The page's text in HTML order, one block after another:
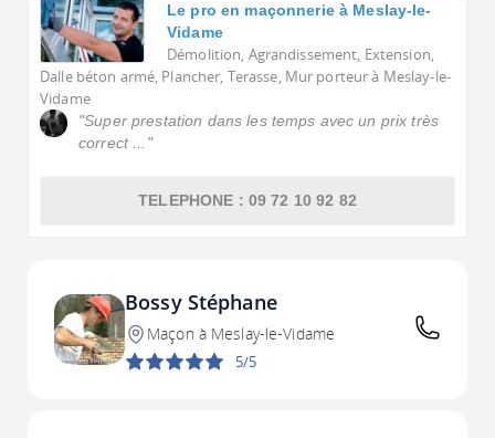
Le pro en maçonnerie à Meslay-le-
Vidame
Démolition, Agrandissement, Extension,
Dalle béton armé, Plancher, Terasse, Mur porteur à Meslay-le-
Vidame
"Super prestation dans les temps avec un prix très
correct ..."
TELEPHONE : 09 72 10 92 82
Bossy Stéphane
Maçon à Meslay-le-Vidame
5/5